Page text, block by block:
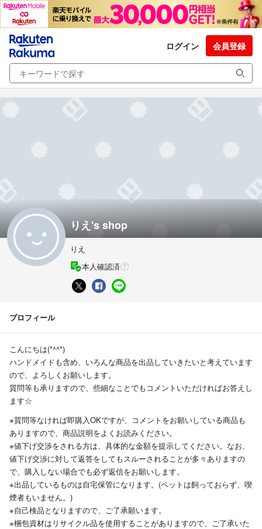
ログイン 会員登録
りえ's shop
りえ
本人確認済
プロフィール
こんにちは(*^^*)
ハンドメイドも含め、いろんな商品を出品していきたいと考えています
ので、よろしくお願いします。
質問等も承りますので、些細なことでもコメントいただければお答えし
ます☆
※質問等なければ即購入OKですが、コメントをお願いしている商品も
ありますので、商品説明をよくお読みください。
※値下げ交渉をされる方は、具体的な金額を提示してください。なお、
値下げ交渉に対して返答をしてもスルーされることが多々ありますの
で、購入しない場合でも必ず返信をお願いします。
※出品しているものは自宅保管になります。(ペットは飼っておらず、喫
煙者もいません。)
※自己検品となりますので、ご了承願います。
※梱包資材はリサイクル品を使用することがありますので、ご了承いた